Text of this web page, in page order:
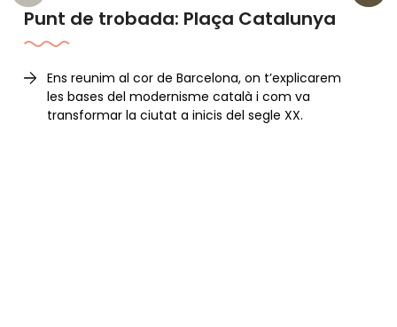
Punt de trobada: Plaça Catalunya
Ens reunim al cor de Barcelona, on t’explicarem
les bases del modernisme català i com va
transformar la ciutat a inicis del segle XX.